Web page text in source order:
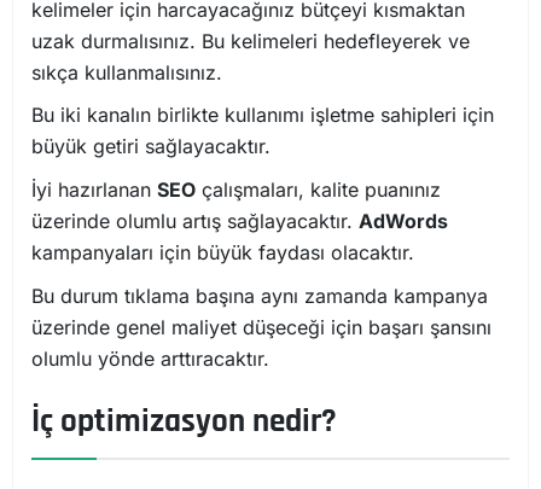
kelimeler için harcayacağınız bütçeyi kısmaktan
uzak durmalısınız. Bu kelimeleri hedefleyerek ve
sıkça kullanmalısınız.
Bu iki kanalın birlikte kullanımı işletme sahipleri için
büyük getiri sağlayacaktır.
İyi hazırlanan SEO çalışmaları, kalite puanınız
üzerinde olumlu artış sağlayacaktır. AdWords
kampanyaları için büyük faydası olacaktır.
Bu durum tıklama başına aynı zamanda kampanya
üzerinde genel maliyet düşeceği için başarı şansını
olumlu yönde arttıracaktır.
İç optimizasyon nedir?